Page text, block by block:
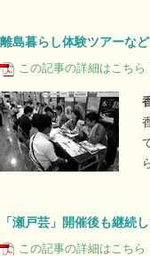
離島暮らし体験ツアーな
この記事の詳細はこちら
「瀬戸芸」開催後も継続
この記事の詳細はこちら